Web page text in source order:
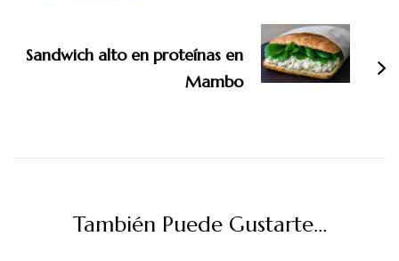
Sandwich alto en proteínas en
Mambo
También Puede Gustarte...